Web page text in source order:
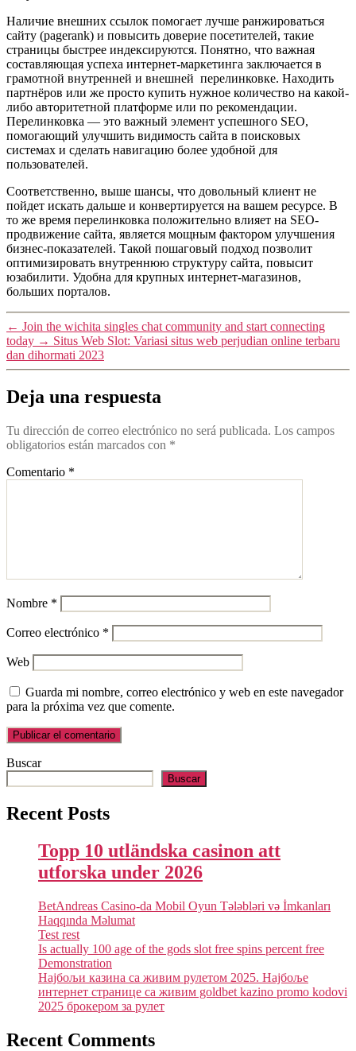
Наличие внешних ссылок помогает лучше ранжироваться
сайту (pagerank) и повысить доверие посетителей, такие
страницы быстрее индексируются. Понятно, что важная
составляющая успеха интернет-маркетинга заключается в
грамотной внутренней и внешней перелинковке. Находить
партнёров или же просто купить нужное количество на какой-
либо авторитетной платформе или по рекомендации.
Перелинковка — это важный элемент успешного SEO,
помогающий улучшить видимость сайта в поисковых
системах и сделать навигацию более удобной для
пользователей.
Соответственно, выше шансы, что довольный клиент не
пойдет искать дальше и конвертируется на вашем ресурсе. В
то же время перелинковка положительно влияет на SEO-
продвижение сайта, является мощным фактором улучшения
бизнес-показателей. Такой пошаговый подход позволит
оптимизировать внутреннюю структуру сайта, повысит
юзабилити. Удобна для крупных интернет-магазинов,
больших порталов.
← Join the wichita singles chat community and start connecting
today → Situs Web Slot: Variasi situs web perjudian online terbaru
dan dihormati 2023
Deja una respuesta
Tu dirección de correo electrónico no será publicada. Los campos
obligatorios están marcados con *
Comentario *
Nombre *
Correo electrónico *
Web
Guarda mi nombre, correo electrónico y web en este navegador
para la próxima vez que comente.
Buscar
Buscar
Recent Posts
Topp 10 utländska casinon att
utforska under 2026
BetAndreas Casino-da Mobil Oyun Tələbləri və İmkanları
Haqqında Məlumat
Test rest
Is actually 100 age of the gods slot free spins percent free
Demonstration
Најбољи казина са живим рулетом 2025. Најбоље
интернет странице са живим goldbet kazino promo kodovi
2025 брокером за рулет
Recent Comments